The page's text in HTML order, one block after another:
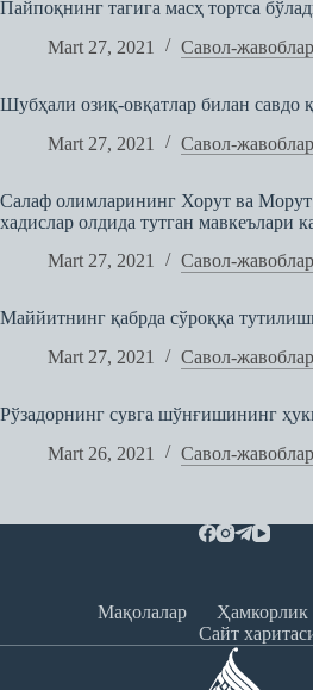
Пайпоқнинг тагига масҳ тортса
Mart 27, 2021
Савол-жавоблар
Шубҳали озиқ-овқатлaр билaн
Mart 27, 2021
Савол-жавоблар
Салаф олимларининг Хорут ва Морут
хадислар олдида тутган мавкеълари
Mart 27, 2021
Савол-жавоблар
Маййитнинг қабрда сўроққа
Mart 27, 2021
Савол-жавоблар
Рўзадорнинг сувга шўнғишининг
Mart 26, 2021
Савол-жавоблар
Мақолалар Ҳамкорлик
Сайт